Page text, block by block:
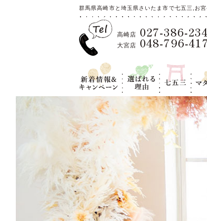
群馬県高崎市と埼玉県さいたま市で七五三,お
高崎店 027-386-
大宮店 048-796-
新着情報＆キ
ャンペーン
選ばれる理
由
七五三 マタ